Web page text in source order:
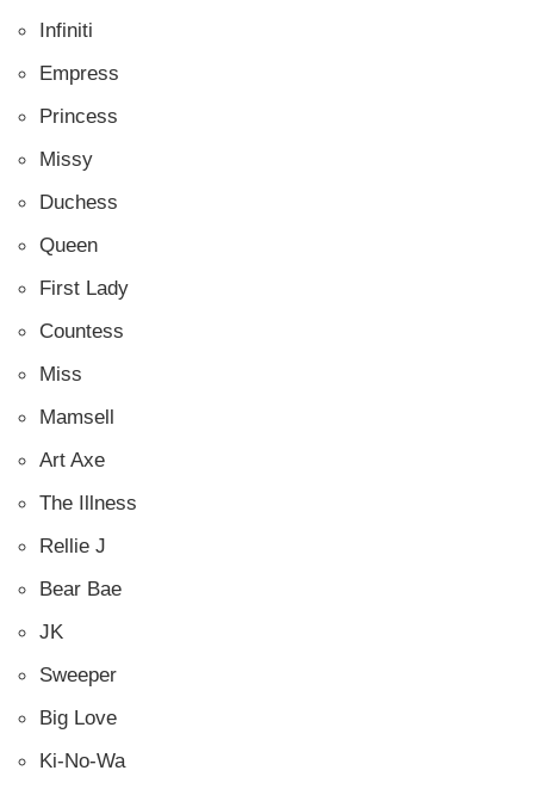
Infiniti
Empress
Princess
Missy
Duchess
Queen
First Lady
Countess
Miss
Mamsell
Art Axe
The Illness
Rellie J
Bear Bae
JK
Sweeper
Big Love
Ki-No-Wa